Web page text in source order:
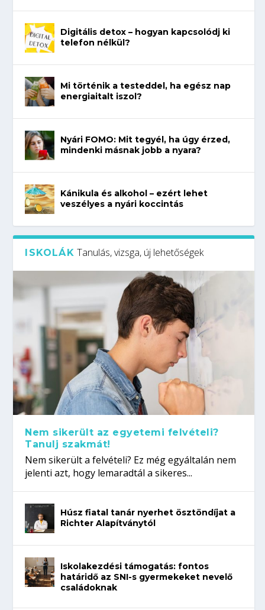
Digitális detox – hogyan kapcsolódj ki
telefon nélkül?
Mi történik a testeddel, ha egész nap
energiaitalt iszol?
Nyári FOMO: Mit tegyél, ha úgy érzed,
mindenki másnak jobb a nyara?
Kánikula és alkohol – ezért lehet
veszélyes a nyári koccintás
ISKOLÁK Tanulás, vizsga, új lehetőségek
Nem sikerült az egyetemi felvételi?
Tanulj szakmát!
Nem sikerült a felvételi? Ez még egyáltalán nem
jelenti azt, hogy lemaradtál a sikeres...
Húsz fiatal tanár nyerhet ösztöndíjat a
Richter Alapítványtól
Iskolakezdési támogatás: fontos
határidő az SNI-s gyermekeket nevelő
családoknak